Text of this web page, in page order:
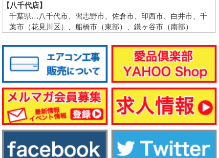
【八千代店】
千葉県…八千代市、習志野市、佐倉市、印西市、白井市、千
葉市（花見川区）、船橋市（東部）、鎌ヶ谷市（南部）